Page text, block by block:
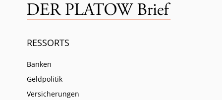
RESSORTS
Banken
Geldpolitik
Versicherungen